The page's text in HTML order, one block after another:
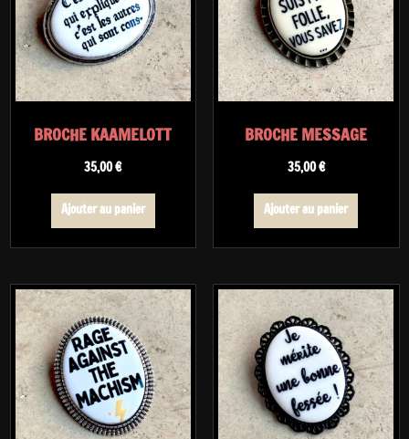
BROCHE KAAMELOTT
35,00€
Ajouter au panier
BROCHE MESSAGE
35,00€
Ajouter au panier